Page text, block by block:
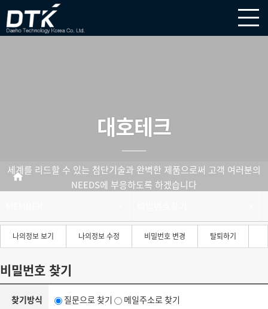
대호테크
세계를 리드할 수 있는 첨단기술과 완벽한 제품으로써 고객 여러분의
NEEDS에 부응하도록 하겠습니다
나의정보 보기 나의정보 수정 비밀번호 변경 탈퇴하기
본
문
비밀번호 찾기
찾기방식 질문으로 찾기 메일주소로 찾기